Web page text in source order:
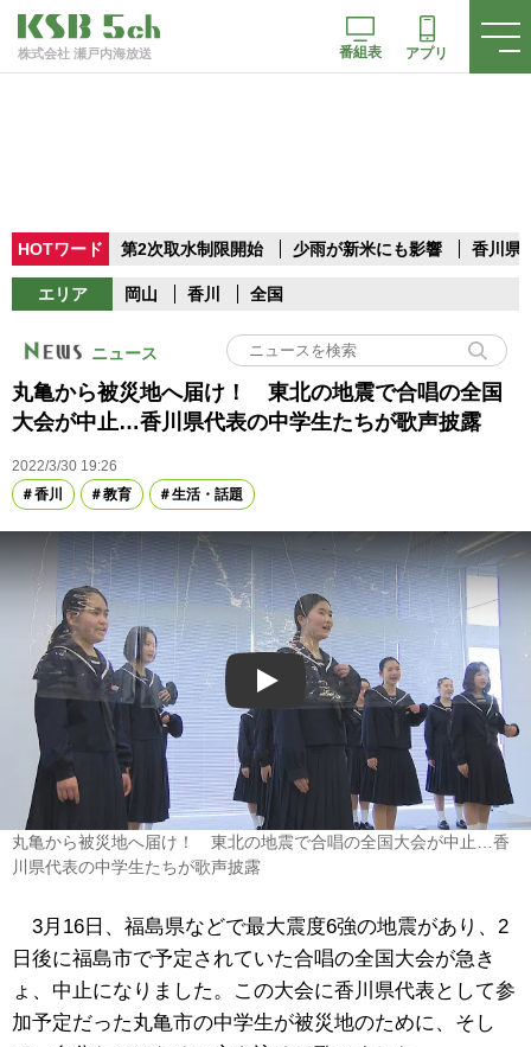
株式会社 瀬戸内海放送 番組表 アプリ
HOTワード 第2次取水制限開始 少雨が新米にも影響 香川県
エリア 岡山 香川 全国
ニュース
丸亀から被災地へ届け！ 東北の地震で合唱の全国
大会が中止…香川県代表の中学生たちが歌声披露
2022/3/30 19:26
香川
教育 生活・話題
Play
丸亀から被災地へ届け！ 東北の地震で合唱の全国大会が中止…香
川県代表の中学生たちが歌声披露
3月16日、福島県などで最大震度6強の地震があり、2
日後に福島市で予定されていた合唱の全国大会が急き
ょ、中止になりました。この大会に香川県代表として参
加予定だった丸亀市の中学生が被災地のために、そし